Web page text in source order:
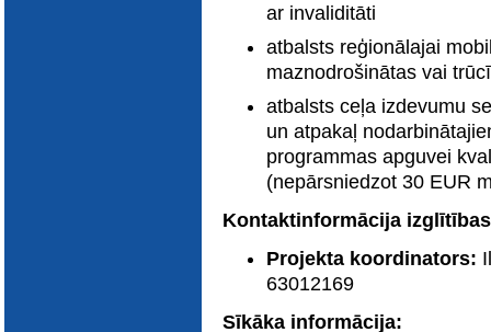
ar invaliditāti
atbalsts reģionālajai
maznodrošinātas vai
atbalsts ceļa izdevumu
un atpakaļ
programmas apguvei
(nepārsniedzot 30 EUR
Kontaktinformācija
Projekta koordinators:
63012169
Sīkāka informācija: